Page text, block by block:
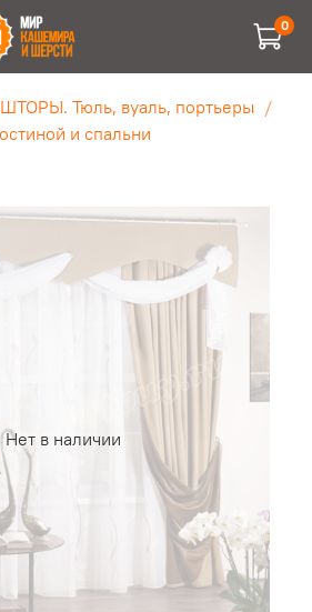
0
Тюль, вуаль, портьеры
и спальни
Нет в наличии